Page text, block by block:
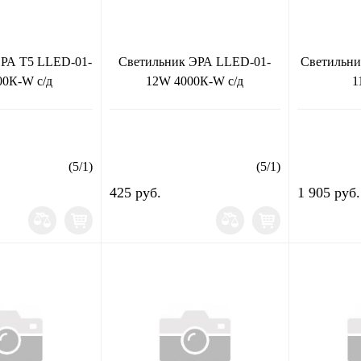
T5 LLED-01-
W с/д
(5/1)
Светильник ЭРА LLED-01-
12W 4000К-W с/д
(5/1)
425 руб. 1 905 руб.